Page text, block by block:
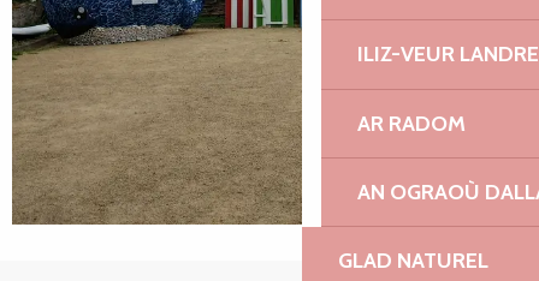
ILIZ-VEUR
AR RADOM
AN OGRAOÙ
GLAD NATUREL